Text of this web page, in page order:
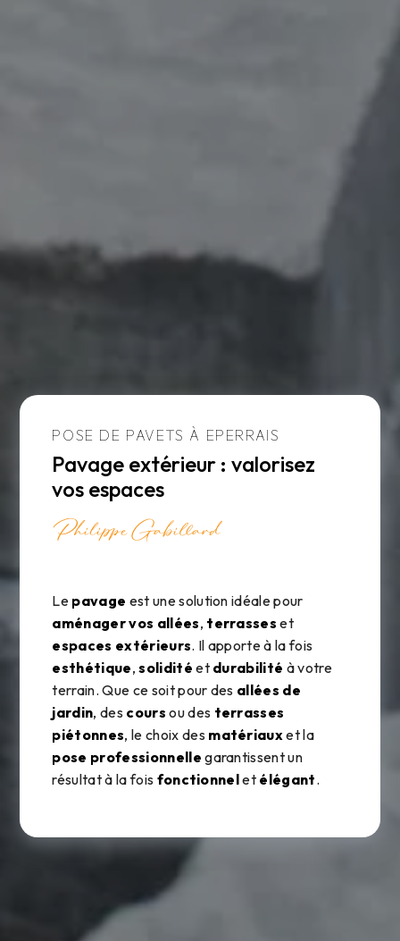
POSE DE PAVETS À EPERRAIS
Pavage extérieur : valorisez
vos espaces
Philippe Gabillard
Le pavage est une solution idéale pour
aménager vos allées, terrasses et
espaces extérieurs. Il apporte à la fois
esthétique,solidité et durabilité à votre
terrain. Que ce soit pour des allées de
jardin, des cours ou des terrasses
piétonnes, le choix des matériauxet la
pose professionnelle garantissent un
résultat à la fois fonctionnelet élégant.